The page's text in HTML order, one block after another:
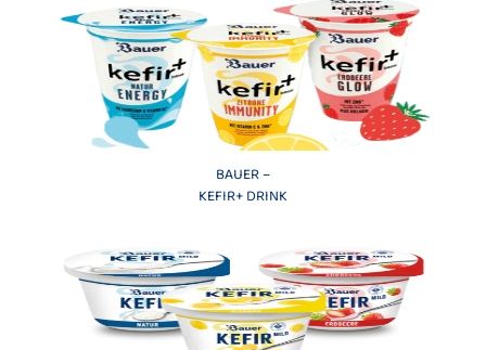
BAUER –
KEFIR+ DRINK